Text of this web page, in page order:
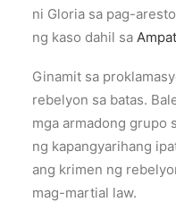
ni Gloria sa pag-
ng kaso dahil sa
Ginamit sa
rebelyon sa batas.
mga armadong grupo
ng kapangyarihang
ang krimen ng
mag-martial law.